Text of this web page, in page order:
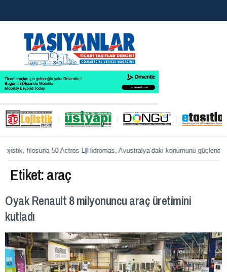
50 Actros L|Hidromas, Avustralya’daki konumunu güçlendiriyor|
Etiket:araç
Oyak Renault 8 milyonuncu araç üretimini
kutladı